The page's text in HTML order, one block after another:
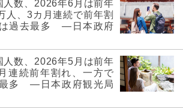
人数、2026年6月は前年
人、3カ月連続で前年割
過去最多 ―日本政府
人数、2026年5月は前年
連続前年割れ、一方で
多 ―日本政府観光局